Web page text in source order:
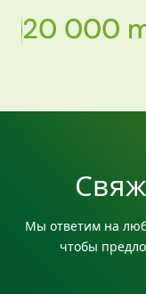
20 000
Мы ответим на
чтобы